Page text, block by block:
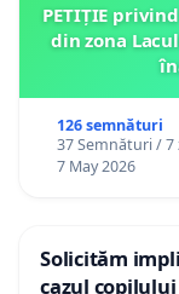
PETIȚIE
din zona
126 semnături
37 Semnături / 7
7 May 2026
Solicităm
cazul